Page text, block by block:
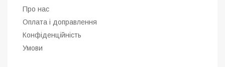
Про нас
Оплата і доправлення
Конфіденційність
Умови